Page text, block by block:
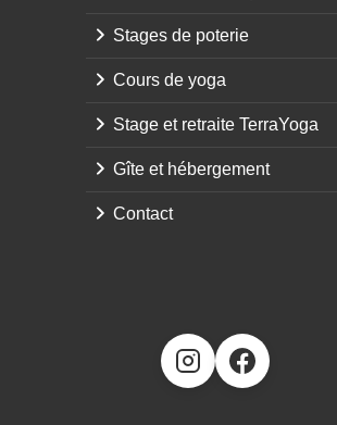
Stages de poterie
Cours de yoga
Stage et retraite TerraYoga
Gîte et hébergement
Contact